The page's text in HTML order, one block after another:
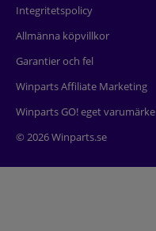
Integritetspolicy
Allmänna köpvillkor
Garantier och fel
Winparts Affiliate Marketing
Winparts GO! eget varumärke
© 2026 Winparts.se